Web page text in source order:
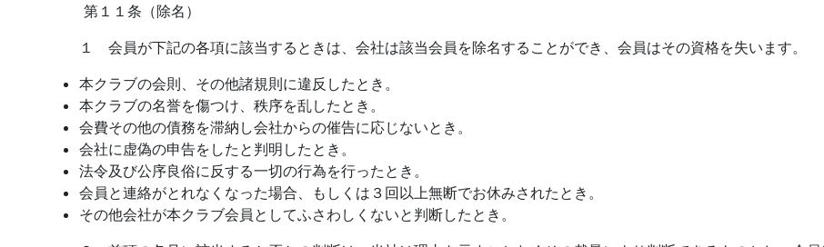
第１１条（除名）
１ 会員が下記の各項に該当するときは、会社は該当会員を除名することができ、会員はその資格を失います。
本クラブの会則、その他諸規則に違反したとき。
本クラブの名誉を傷つけ、秩序を乱したとき。
会費その他の債務を滞納し会社からの催告に応じないとき。
会社に虚偽の申告をしたと判明したとき。
法令及び公序良俗に反する一切の行為を行ったとき。
会員と連絡がとれなくなった場合、もしくは３回以上無断でお休みされたとき。
その他会社が本クラブ会員としてふさわしくないと判断したとき。